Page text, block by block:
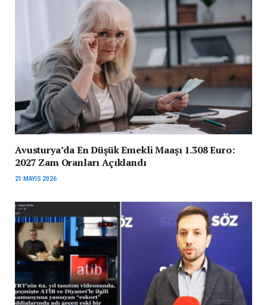
Avusturya’da En Düşük Emekli Maaşı 1.308 Euro:
2027 Zam Oranları Açıklandı
21 MAYIS 2026